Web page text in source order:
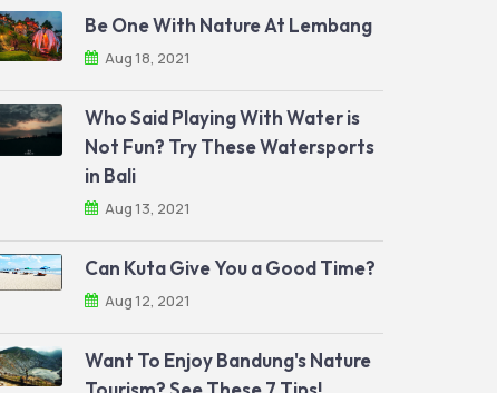
Be One With Nature At Lembang
Aug 18, 2021
Who Said Playing With Water is
Not Fun? Try These Watersports
in Bali
Aug 13, 2021
Can Kuta Give You a Good Time?
Aug 12, 2021
Want To Enjoy Bandung's Nature